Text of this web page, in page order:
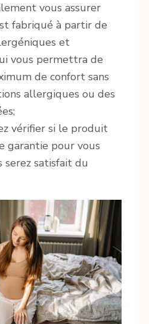
vous assurer
fabriqué à partir de
et
vous permettra de
de confort sans
allergiques ou des
vérifier si le produit
garantie pour vous
serez satisfait du